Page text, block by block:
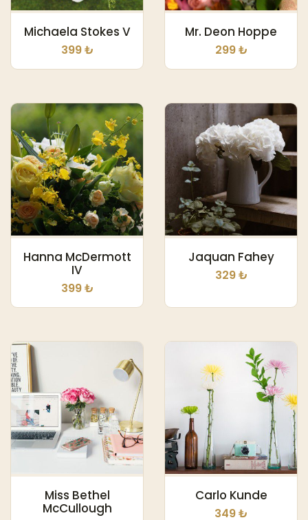
Michaela Stokes V
399 ₺
Mr. Deon Hoppe
299 ₺
Hanna McDermott
IV
399 ₺
Jaquan Fahey
329 ₺
Miss Bethel
McCullough
Carlo Kunde
349 ₺